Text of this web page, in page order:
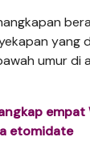
yang
umur di
empat
etomidate